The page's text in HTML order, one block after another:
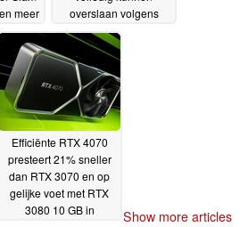
meer
overslaan volgens
gelekte roadmap
2023
Efficiënte RTX 4070
presteert 21% sneller
dan RTX 3070 en op
gelijke voet met RTX
3080 10 GB in
Show more articles